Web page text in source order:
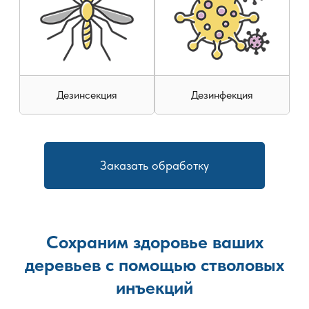
учитываются тип почвы, особенности рельефа, уровень
увлажнения и интенсивность активности животных. Такой
подход обеспечивает долговременный результат и
Дезинсекция Дезинфекция
Заказать обработку
Сохраним здоровье ваших
деревьев с помощью стволовых
инъекций